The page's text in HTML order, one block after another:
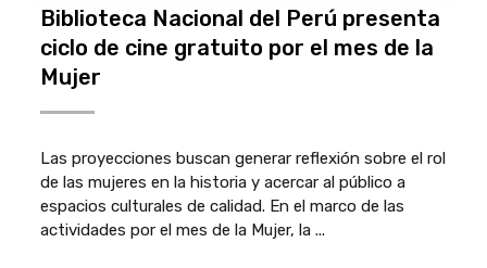
Biblioteca Nacional del Perú presenta
ciclo de cine gratuito por el mes de la
Mujer
Las proyecciones buscan generar reflexión sobre el rol
de las mujeres en la historia y acercar al público a
espacios culturales de calidad. En el marco de las
actividades por el mes de la Mujer, la ...